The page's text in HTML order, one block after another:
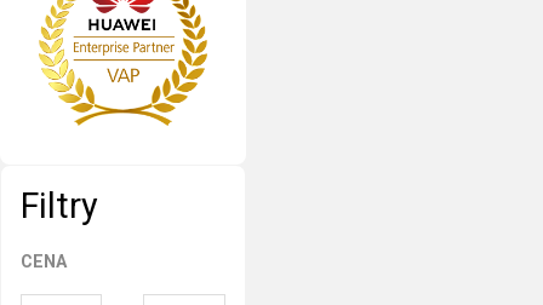
Filtry
CENA